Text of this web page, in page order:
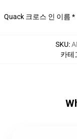
Quack 크로스 인 이름 *
SKU:
카테